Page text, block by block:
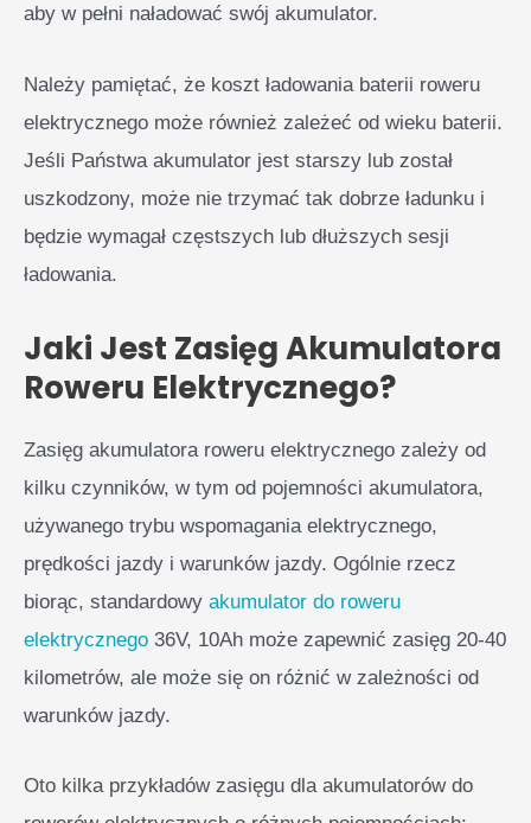
aby w pełni naładować swój akumulator.
Należy pamiętać, że koszt ładowania baterii roweru
elektrycznego może również zależeć od wieku baterii.
Jeśli Państwa akumulator jest starszy lub został
uszkodzony, może nie trzymać tak dobrze ładunku i
będzie wymagał częstszych lub dłuższych sesji
ładowania.
Jaki Jest Zasięg Akumulatora
Roweru Elektrycznego?
Zasięg akumulatora roweru elektrycznego zależy od
kilku czynników, w tym od pojemności akumulatora,
używanego trybu wspomagania elektrycznego,
prędkości jazdy i warunków jazdy. Ogólnie rzecz
biorąc, standardowy akumulator do roweru
elektrycznego 36V, 10Ah może zapewnić zasięg 20-40
kilometrów, ale może się on różnić w zależności od
warunków jazdy.
Oto kilka przykładów zasięgu dla akumulatorów do